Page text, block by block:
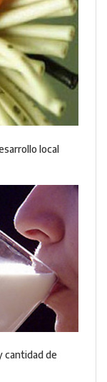
local
cantidad de